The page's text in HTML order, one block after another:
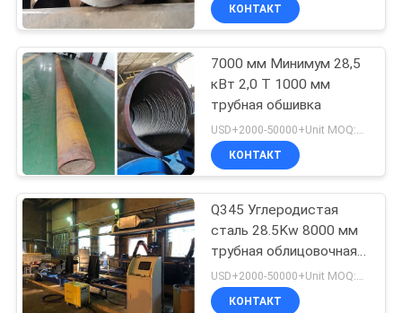
Машина для
облицовки труб
Измерительная
машина
КОНТАКТ
7000 мм Минимум 28,5
кВт 2,0 Т 1000 мм
трубная обшивка
USD+2000-50000+Unit MOQ:1 единица
КОНТАКТ
Q345 Углеродистая
сталь 28.5Kw 8000 мм
трубная облицовочная
машина
КОНТАКТ